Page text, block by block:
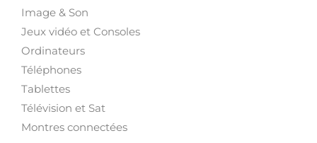
Image & Son
Jeux vidéo et Consoles
Ordinateurs
Téléphones
Tablettes
Télévision et Sat
Montres connectées